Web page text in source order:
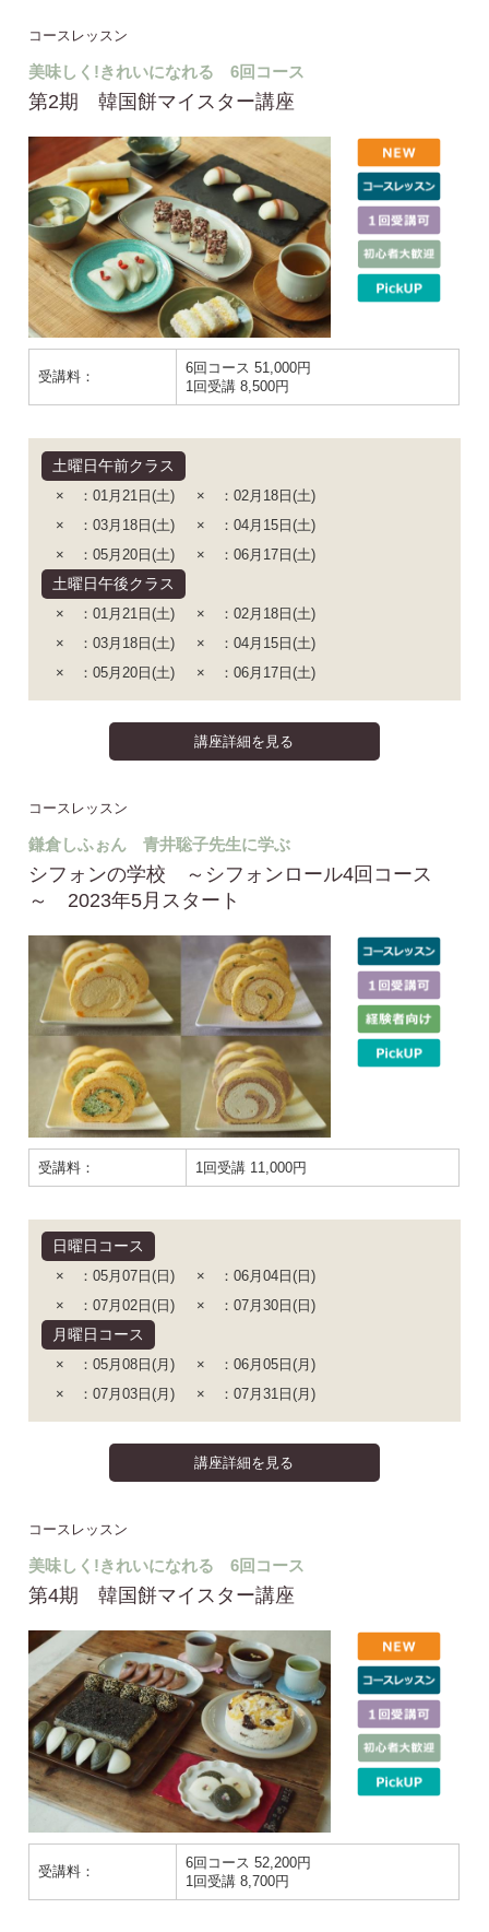
コースレッスン
美味しく!きれいになれる 6回コース
第2期 韓国餅マイスター講座
受講料：
6回コース 51,000円
1回受講 8,500円
土曜日午前クラス
× ：01月21日(土)
× ：02月18日(土)
× ：03月18日(土)
× ：04月15日(土)
× ：05月20日(土)
× ：06月17日(土)
土曜日午後クラス
× ：01月21日(土)
× ：02月18日(土)
× ：03月18日(土)
× ：04月15日(土)
× ：05月20日(土)
× ：06月17日(土)
講座詳細を見る
コースレッスン
鎌倉しふぉん 青井聡子先生に学ぶ
シフォンの学校 ～シフォンロール4回コース
～ 2023年5月スタート
受講料： 1回受講 11,000円
日曜日コース
× ：05月07日(日)
× ：06月04日(日)
× ：07月02日(日)
× ：07月30日(日)
月曜日コース
× ：05月08日(月)
× ：06月05日(月)
× ：07月03日(月)
× ：07月31日(月)
講座詳細を見る
コースレッスン
美味しく!きれいになれる 6回コース
第4期 韓国餅マイスター講座
受講料：
6回コース 52,200円
1回受講 8,700円